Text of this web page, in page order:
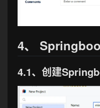
4、
4.1、创建